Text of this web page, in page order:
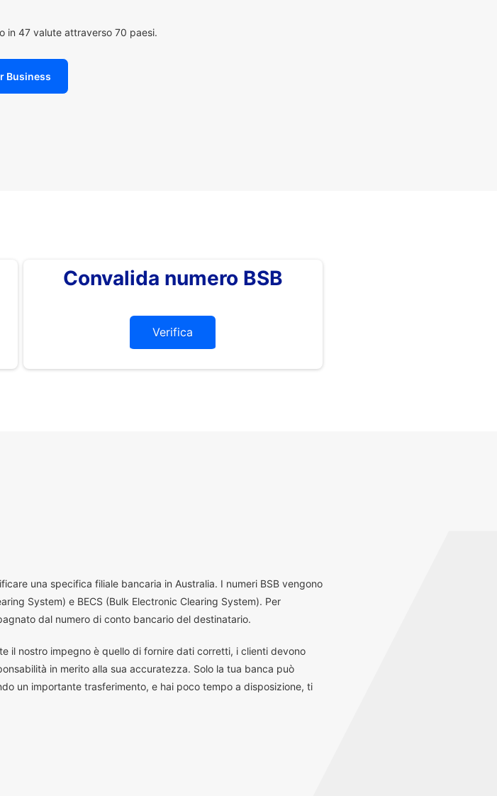
in 47 valute attraverso 70 paesi.
Business
Convalida numero BSB
Verifica
una specifica filiale bancaria in Australia. I numeri BSB vengono
System) e BECS (Bulk Electronic Clearing System). Per
dal numero di conto bancario del destinatario.
il nostro impegno è quello di fornire dati corretti, i clienti devono
in merito alla sua accuratezza. Solo la tua banca può
un importante trasferimento, e hai poco tempo a disposizione, ti